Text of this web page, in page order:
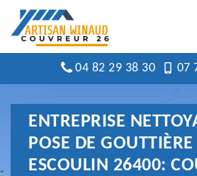
04 82 29 38 30 07
ENTREPRISE
POSE DE GOUTTIÈRE
ESCOULIN 26400: